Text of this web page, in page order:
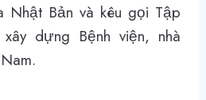
Nhật Bản và kêu gọi Tập
dựng Bệnh viện, nhà